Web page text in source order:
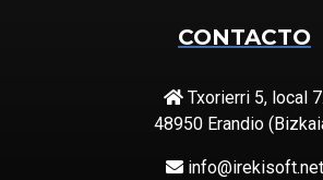
CONTACTO
Txorierri 5, local 7.
48950 Erandio
info@irekisoft.net